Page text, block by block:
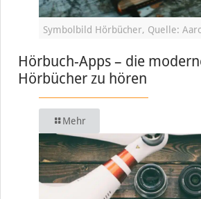
Symbolbild Hörbücher, Quelle:
Hörbuch-Apps – die
Hörbücher zu hören
Mehr